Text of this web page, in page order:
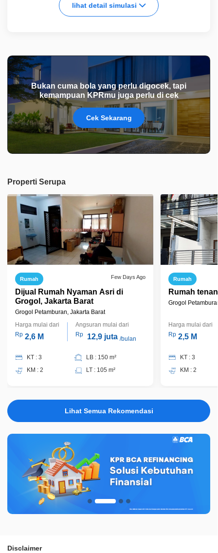
lihat detail simulasi
Bukan cuma bola yang perlu digocek, tapi
kemampuan KPRmu juga perlu di cek
Cek Sekarang
Properti Serupa
Rumah Few Days Ago
Dijual Rumah Nyaman Asri di
Grogol, Jakarta Barat
Grogol Petamburan, Jakarta Barat
Harga mulai dari
Rp 2,6 M
Angsuran mulai dari
Rp
12,9 juta /bulan
KT : 3
KM : 2
LB : 150 m²
LT : 105 m²
Rumah
Rumah
Grogol
Harga mulai dari
Rp 2,5 M
KT : 3
KM : 2
Lihat Semua Rekomendasi
Disclaimer